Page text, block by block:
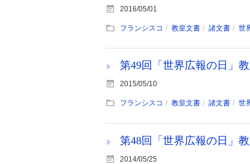
2016/05/01
フランシスコ 教皇文書 諸文書 世
第49回「世界広報の日」教
2015/05/10
フランシスコ 教皇文書 諸文書 世
第48回「世界広報の日」教
2014/05/25